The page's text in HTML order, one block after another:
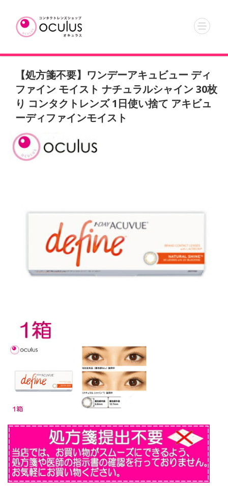
【処方箋不要】ワンデーアキュビュー ディ
ファイン モイスト ナチュラルシャイン 30枚
り コンタクトレンズ 1日使い捨て アキビュ
ーディファインモイスト